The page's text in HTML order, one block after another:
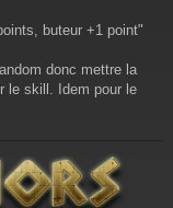
buteur +1 point"
donc mettre la
le skill. Idem pour le